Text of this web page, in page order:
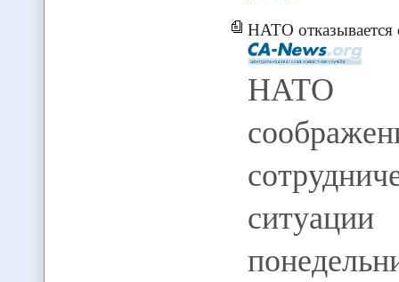
НАТО отказывается от
НАТО